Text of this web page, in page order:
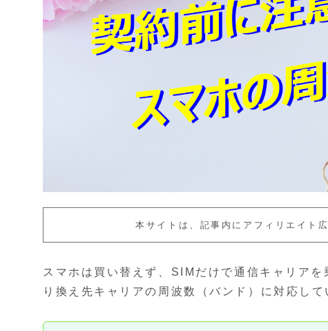
本サイトは、記事内にアフィリエイト
スマホは買い替えず、SIMだけで通信キャリア
り換え先キャリアの周波数（バンド）に対応し